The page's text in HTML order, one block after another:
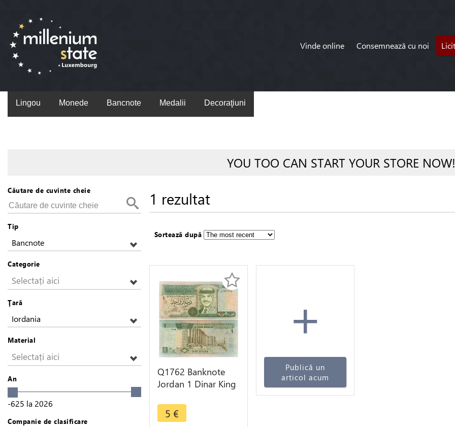
Vinde online Consemnează cu noi
Lingou Monede Bancnote Medalii Decoraţiuni
YOU TOO CAN START YOUR STORE NOW!
Căutare de cuvinte cheie
Tip
Bancnote
Categorie
Selectați aici
Ţară
Iordania
Material
Selectați aici
An
-625 la 2026
Companie de clasificare
1 rezultat
Sortează după
Q1762 Banknote
Jordan 1 Dinar King
Petra 1996 -> Make
offer
5 €
+
Publică un
articol acum